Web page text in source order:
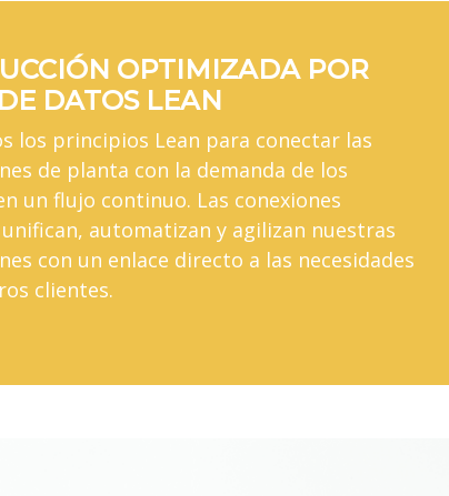
OPTIMIZADA POR
DATOS LEAN
los principios Lean para conectar las
de planta con la demanda de los
un flujo continuo. Las conexiones
automatizan y agilizan nuestras
con un enlace directo a las necesidades
clientes.